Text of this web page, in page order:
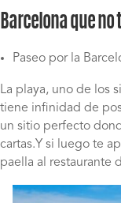
Barcelona que no
Paseo por la
La playa, uno de los
tiene infinidad de
un sitio perfecto
cartas.Y si luego te
paella al restaurante